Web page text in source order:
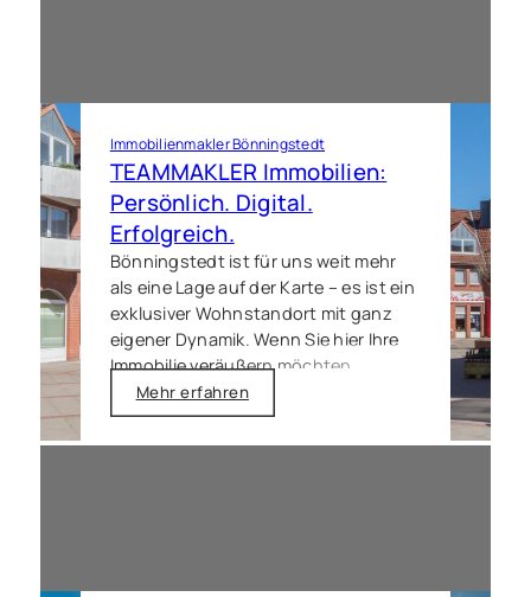
Immobilienmakler Bönningstedt
TEAMMAKLER Immobilien:
Persönlich. Digital.
Erfolgreich.
Bönningstedt ist für uns weit mehr
als eine Lage auf der Karte – es ist ein
exklusiver Wohnstandort mit ganz
eigener Dynamik. Wenn Sie hier Ihre
Immobilie veräußern möchten,
brauchen Sie einen Partner, der die
Grenznähe zu Hamburg als
strategischen Vorteil nutzt. Wir
Mehr erfahren